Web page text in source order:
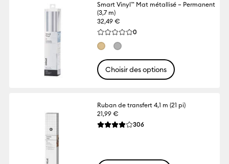
Smart Vinyl™ Mat métallisé – Permanent
(3,7 m)
32,49 €
La note moyenne de ce produit est 0.0
0
Choisir des options
Ruban de transfert 4,1 m (21 pi)
21,99 €
La note moyenne de ce produit est 3.9
306Reviews